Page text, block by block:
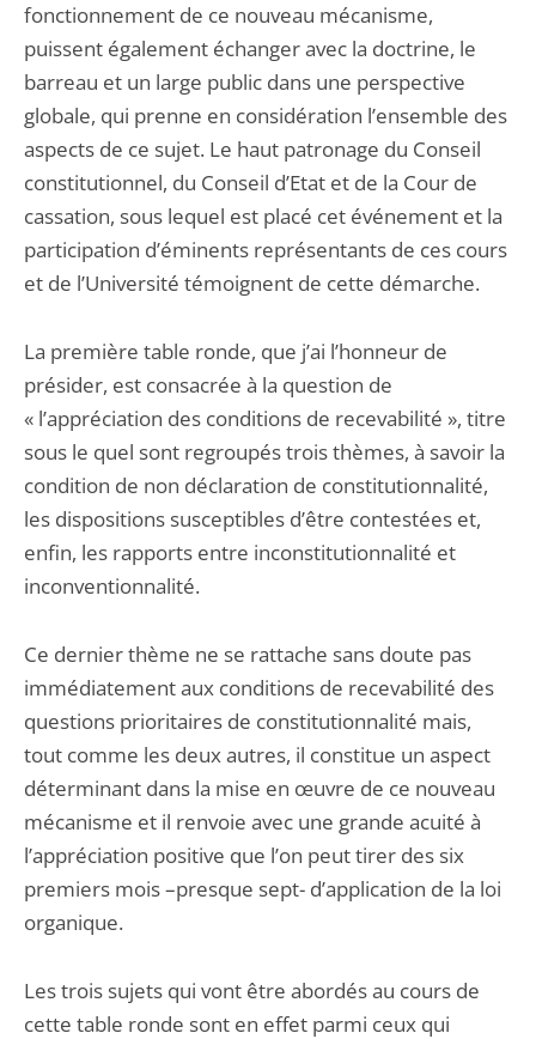
fonctionnement de ce nouveau mécanisme,
puissent également échanger avec la doctrine, le
barreau et un large public dans une perspective
globale, qui prenne en considération l’ensemble des
aspects de ce sujet. Le haut patronage du Conseil
constitutionnel, du Conseil d’Etat et de la Cour de
cassation, sous lequel est placé cet événement et la
participation d’éminents représentants de ces cours
et de l’Université témoignent de cette démarche.
La première table ronde, que j’ai l’honneur de
présider, est consacrée à la question de
« l’appréciation des conditions de recevabilité », titre
sous le quel sont regroupés trois thèmes, à savoir la
condition de non déclaration de constitutionnalité,
les dispositions susceptibles d’être contestées et,
enfin, les rapports entre inconstitutionnalité et
inconventionnalité.
Ce dernier thème ne se rattache sans doute pas
immédiatement aux conditions de recevabilité des
questions prioritaires de constitutionnalité mais,
tout comme les deux autres, il constitue un aspect
déterminant dans la mise en œuvre de ce nouveau
mécanisme et il renvoie avec une grande acuité à
l’appréciation positive que l’on peut tirer des six
premiers mois –presque sept- d’application de la loi
organique.
Les trois sujets qui vont être abordés au cours de
cette table ronde sont en effet parmi ceux qui